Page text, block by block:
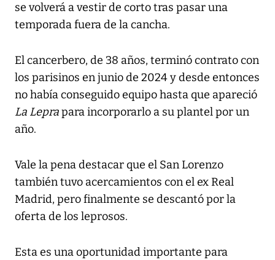
se volverá a vestir de corto tras pasar una
temporada fuera de la cancha.
El cancerbero, de 38 años, terminó contrato con
los parisinos en junio de 2024 y desde entonces
no había conseguido equipo hasta que apareció
La Leprapara incorporarlo a su plantel por un
año.
Vale la pena destacar que el San Lorenzo
también tuvo acercamientos con el ex Real
Madrid, pero finalmente se descantó por la
oferta de los leprosos.
Esta es una oportunidad importante para